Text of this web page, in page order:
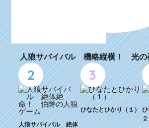
人狼サバイバル 機略縦横！ 光の
2
人狼サバイバル 絶体
3
ひなたとひかり（１）